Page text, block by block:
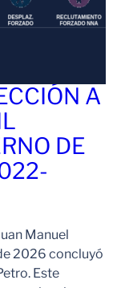
A
DE
Manuel
2026 concluyó
Este